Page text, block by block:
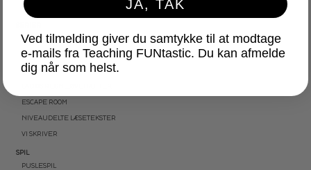
NYTÅR
AKTIVITETSPAKKER
BRAIN BREAKS
LÆSEKORT
ESCAPE ROOM
NIVEAUDELTE LÆSETEKSTER
VI SKRIVER
SPIL
PUSLESPIL
JA, TAK
Ved tilmelding giver du samtykke til at modtage
e-mails fra Teaching FUNtastic. Du kan afmelde
dig når som helst.